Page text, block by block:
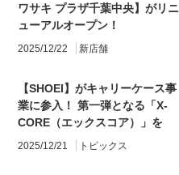
ワサキ プラザ千葉中央】がリニ
ューアルオープン！
2025/12/22 新店舗
【SHOEI】がキャリーケース事
業に参入！ 第一弾となる「X-
CORE（エックスコア）」を
Makuakeで数量限定発売
2025/12/21 トピックス